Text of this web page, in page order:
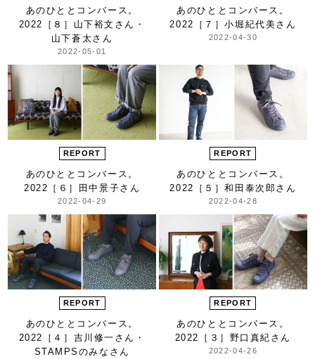
あのひととコンバース。
2022
［８］山下裕文さん・
山下蒼太さん
2022-05-01
あのひととコンバース。
2022
［７］小堀紀代美さん
2022-04-30
REPORT
あのひととコンバース。
2022 ［６］田中景子さん
2022-04-29
REPORT
あのひととコンバース。
2022
［５］和田泰次郎さん
2022-04-28
REPORT
あのひととコンバース。
2022
［４］吉川修一さん・
STAMPSのみなさん
REPORT
あのひととコンバース。
2022
［３］野口真紀さん
2022-04-26